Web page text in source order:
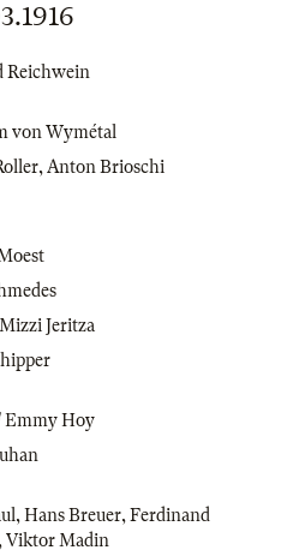
Reichwein
von Wymétal
,Anton Brioschi
Jeritza
Emmy Hoy
,Hans Breuer,Ferdinand
,Viktor Madin